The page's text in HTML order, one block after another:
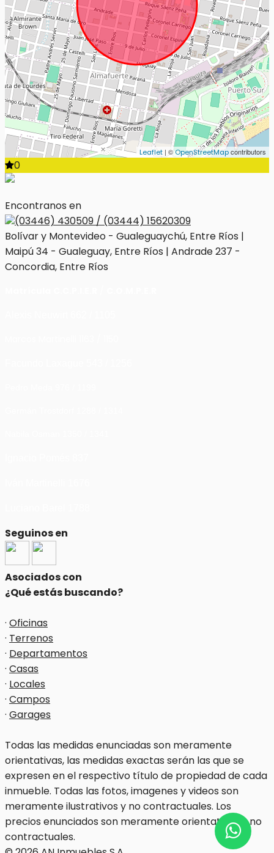
Leaflet | ©OpenStreetMapcontributors
0
Encontranos en
(03446) 430509 / (03444) 15620309
Bolívar y Montevideo - Gualeguaychú, Entre Ríos |
Maipú 34 - Gualeguay, Entre Ríos | Andrade 237 -
Concordia, Entre Ríos
Seguinos en
Asociados con
¿Qué estás buscando?
· Oficinas
· Terrenos
· Departamentos
· Casas
· Locales
· Campos
· Garages
Todas las medidas enunciadas son meramente
orientativas, las medidas exactas serán las que se
expresen en el respectivo título de propiedad de cada
inmueble. Todas las fotos, imagenes y videos son
meramente ilustrativos y no contractuales. Los
precios enunciados son meramente orientativos y no
contractuales.